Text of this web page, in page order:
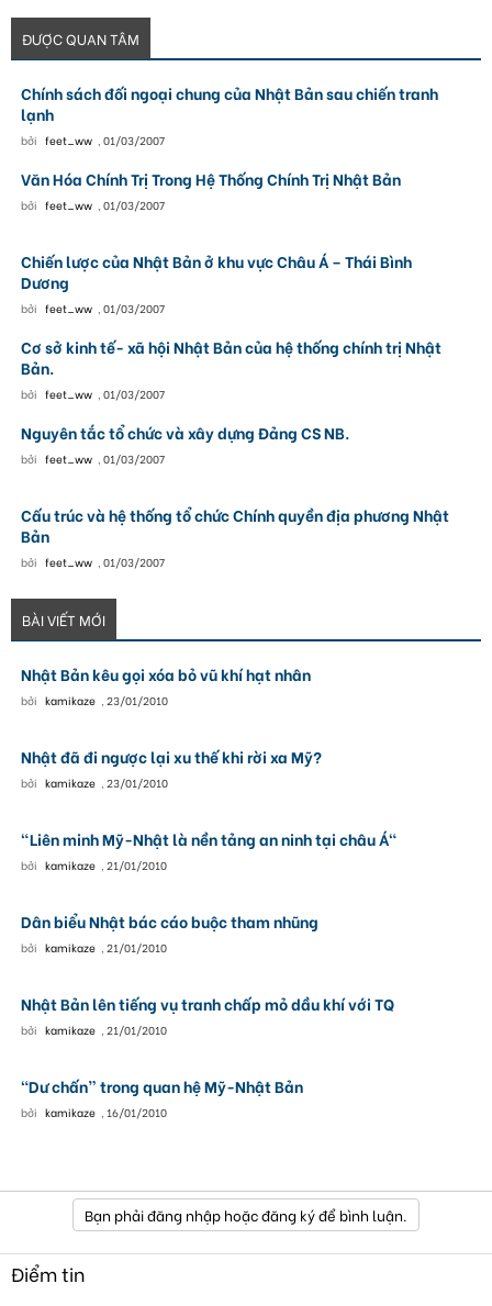
ĐƯỢC QUAN TÂM
Chính sách đối ngoại chung của Nhật Bản sau chiến tranh
lạnh
bởi feet_ww , 01/03/2007
Văn Hóa Chính Trị Trong Hệ Thống Chính Trị Nhật Bản
bởi feet_ww , 01/03/2007
Chiến lược của Nhật Bản ở khu vực Châu Á – Thái Bình
Dương
bởi feet_ww , 01/03/2007
Cơ sở kinh tế- xã hội Nhật Bản của hệ thống chính trị Nhật
Bản.
bởi feet_ww , 01/03/2007
Nguyên tắc tổ chức và xây dựng Đảng CS NB.
bởi feet_ww , 01/03/2007
Cấu trúc và hệ thống tổ chức Chính quyền địa phương Nhật
Bản
bởi feet_ww , 01/03/2007
BÀI VIẾT MỚI
Nhật Bản kêu gọi xóa bỏ vũ khí hạt nhân
bởi kamikaze , 23/01/2010
Nhật đã đi ngược lại xu thế khi rời xa Mỹ?
bởi kamikaze , 23/01/2010
"Liên minh Mỹ-Nhật là nền tảng an ninh tại châu Á"
bởi kamikaze , 21/01/2010
Dân biểu Nhật bác cáo buộc tham nhũng
bởi kamikaze , 21/01/2010
Nhật Bản lên tiếng vụ tranh chấp mỏ dầu khí với TQ
bởi kamikaze , 21/01/2010
“Dư chấn” trong quan hệ Mỹ-Nhật Bản
bởi kamikaze , 16/01/2010
Bạn phải đăng nhập hoặc đăng ký để bình luận.
Điểm tin